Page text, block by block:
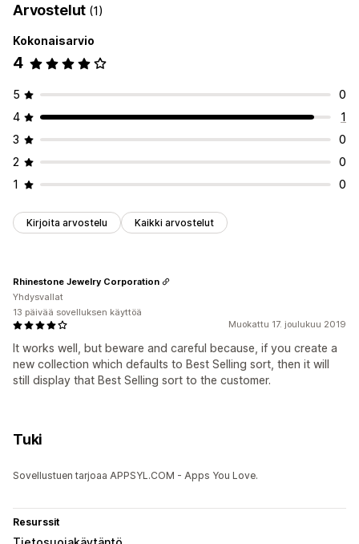
Arvostelut (1)
Kokonaisarvio
4
5
0
4
1
3
0
2
0
1
0
Kirjoita arvostelu Kaikki arvostelut
Muokattu 17. joulukuu 2019
It works well, but beware and careful because, if you create a
new collection which defaults to Best Selling sort, then it will
still display that Best Selling sort to the customer.
Rhinestone Jewelry Corporation
Yhdysvallat
13 päivää sovelluksen käyttöä
Tuki
Sovellustuen tarjoaa APPSYL.COM - Apps You Love.
Resurssit